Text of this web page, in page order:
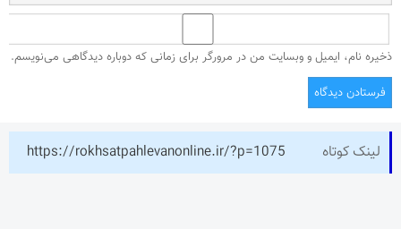
ذخیره نام، ایمیل و وبسایت من در مرورگر برای زمانی که دوباره دیدگاهی می‌نویسم.
لینک کوتاه https://rokhsatpahlevanonline.ir/?p=1075